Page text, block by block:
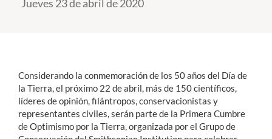
Alumni
English
Jueves 23 de abril de 2020
Considerando la conmemoración de los 50 años del Día de
la Tierra, el próximo 22 de abril, más de 150 científicos,
líderes de opinión, filántropos, conservacionistas y
representantes civiles, serán parte de la Primera Cumbre
de Optimismo por la Tierra, organizada por el Grupo de